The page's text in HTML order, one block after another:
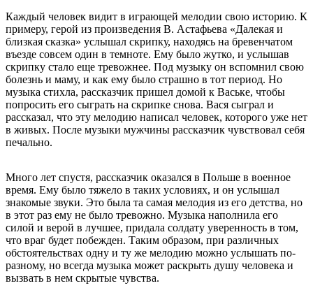
Каждый человек видит в играющей мелодии свою историю. К
примеру, герой из произведения В. Астафьева «Далекая и
близкая сказка» услышал скрипку, находясь на бревенчатом
въезде совсем один в темноте. Ему было жутко, и услышав
скрипку стало еще тревожнее. Под музыку он вспомнил свою
болезнь и маму, и как ему было страшно в тот период. Но
музыка стихла, рассказчик пришел домой к Ваське, чтобы
попросить его сыграть на скрипке снова. Вася сыграл и
рассказал, что эту мелодию написал человек, которого уже нет
в живых. После музыки мужчины рассказчик чувствовал себя
печально.
Много лет спустя, рассказчик оказался в Польше в военное
время. Ему было тяжело в таких условиях, и он услышал
знакомые звуки. Это была та самая мелодия из его детства, но
в этот раз ему не было тревожно. Музыка наполнила его
силой и верой в лучшее, придала солдату уверенность в том,
что враг будет побежден. Таким образом, при различных
обстоятельствах одну и ту же мелодию можно услышать по-
разному, но всегда музыка может раскрыть душу человека и
вызвать в нем скрытые чувства.